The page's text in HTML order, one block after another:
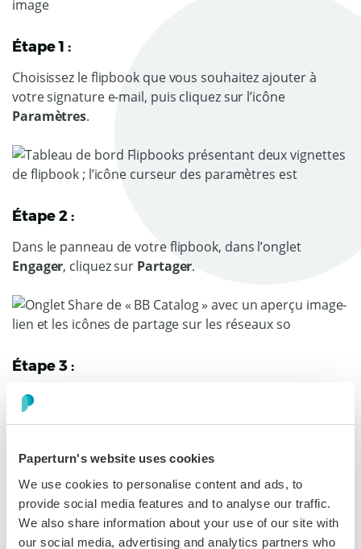
Paperturn's website uses cookies
We use cookies to personalise content and ads, to
provide social media features and to analyse our traffic.
We also share information about your use of our site with
our social media, advertising and analytics partners who
Étape 1 :
Choisissez le flipbook que vous souhaitez ajouter à
votre signature e-mail, puis cliquez sur l’icône
Paramètres.
Étape 2 :
Dans le panneau de votre flipbook, dans l’onglet
Engager, cliquez sur Partager.
Étape 3 :
Dans la carte
intégré
dessus, l’affichage sous le format une page ou double
fois vos choix effectués, cliquez sur le boutonCopier
l'image dans le presse-papiers.